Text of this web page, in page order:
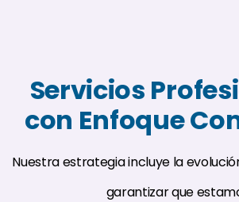
Servicios
con Enfoque
Nuestra estrategia incluye la
garantizar que